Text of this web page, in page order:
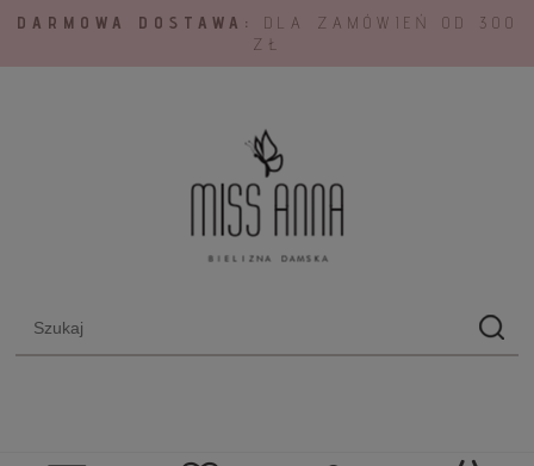
DARMOWA DOSTAWA:
DLA ZAMÓWIEŃ OD 300
ZŁ